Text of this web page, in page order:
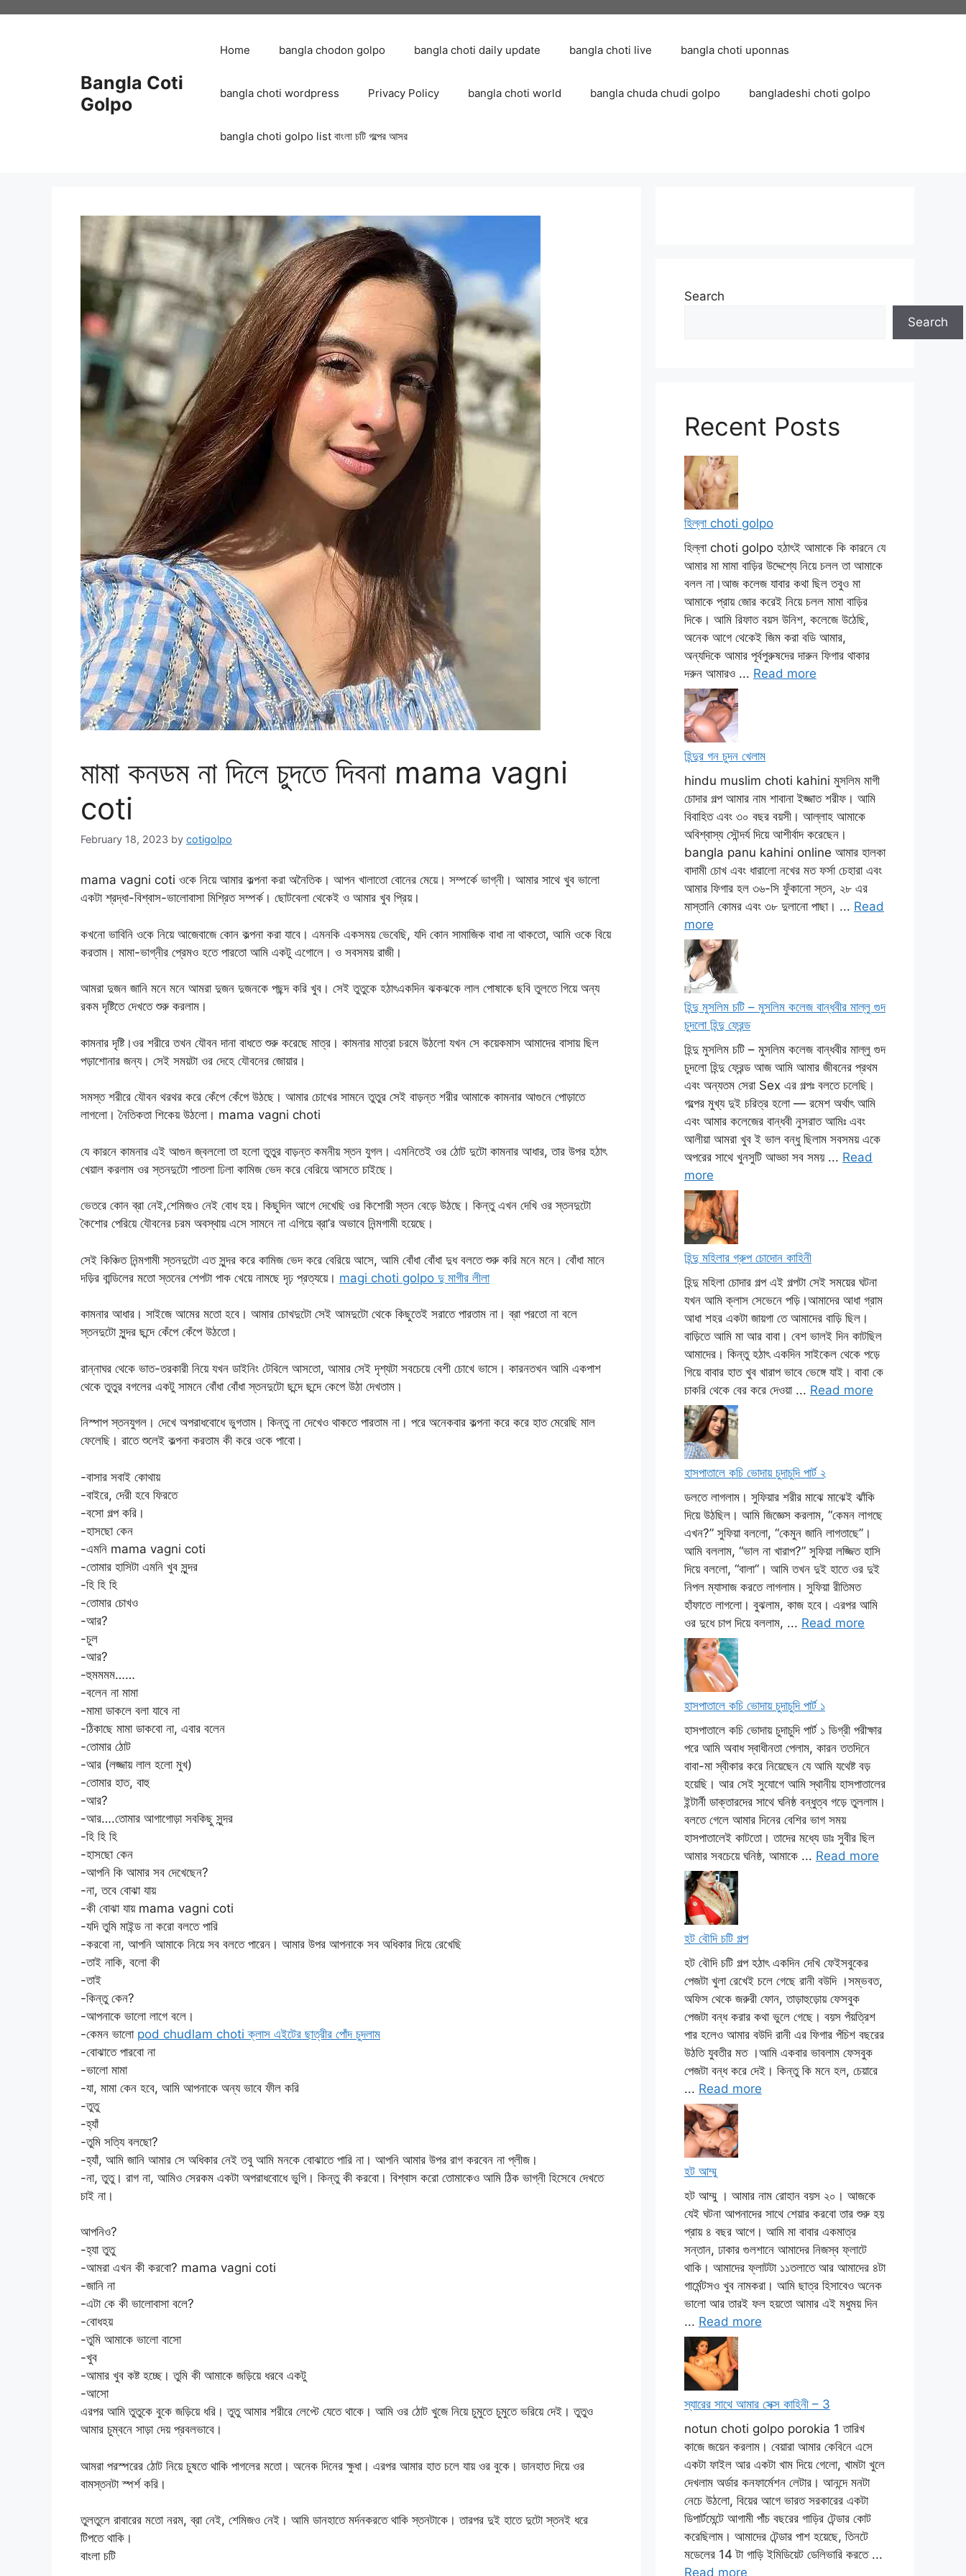
Bangla Coti
Golpo
Home bangla chodon golpo bangla choti daily update bangla choti live bangla choti uponnas
bangla choti wordpress Privacy Policy bangla choti world bangla chuda chudi golpo bangladeshi choti golpo
bangla choti golpo list বাংলা চটি গল্পের আসর
মামা কনডম না দিলে চুদতে দিবনা mama vagni
coti
February 18, 2023 by cotigolpo
mama vagni coti ওকে নিয়ে আমার কল্পনা করা অনৈতিক। আপন খালাতো বোনের মেয়ে। সম্পর্কে ভাগ্নী। আমার সাথে খুব ভালো
একটা শ্রদ্ধা-বিশ্বাস-ভালোবাসা মিশ্রিত সম্পর্ক। ছোটবেলা থেকেই ও আমার খুব প্রিয়।
কখনো ভাবিনি ওকে নিয়ে আজেবাজে কোন কল্পনা করা যাবে। এমনকি একসময় ভেবেছি, যদি কোন সামাজিক বাধা না থাকতো, আমি ওকে বিয়ে
করতাম। মামা-ভাগ্নীর প্রেমও হতে পারতো আমি একটু এগোলে। ও সবসময় রাজী।
আমরা দুজন জানি মনে মনে আমরা দুজন দুজনকে পছন্দ করি খুব। সেই তুতুকে হঠাৎএকদিন ঝকঝকে লাল পোষাকে ছবি তুলতে গিয়ে অন্য
রকম দৃষ্টিতে দেখতে শুরু করলাম।
কামনার দৃষ্টি।ওর শরীরে তখন যৌবন দানা বাধতে শুরু করেছে মাত্র। কামনার মাত্রা চরমে উঠলো যখন সে কয়েকমাস আমাদের বাসায় ছিল
পড়াশোনার জন্য। সেই সময়টা ওর দেহে যৌবনের জোয়ার।
সমস্ত শরীরে যৌবন থরথর করে কেঁপে কেঁপে উঠছে। আমার চোখের সামনে তুতুর সেই বাড়ন্ত শরীর আমাকে কামনার আগুনে পোড়াতে
লাগলো। নৈতিকতা শিকেয় উঠলো। mama vagni choti
যে কারনে কামনার এই আগুন জ্বললো তা হলো তুতুর বাড়ন্ত কমনীয় স্তন যুগল। এমনিতেই ওর ঠোট দুটো কামনার আধার, তার উপর হঠাৎ
খেয়াল করলাম ওর স্তনদুটো পাতলা ঢিলা কামিজ ভেদ করে বেরিয়ে আসতে চাইছে।
ভেতরে কোন ব্রা নেই,শেমিজও নেই বোধ হয়। কিছুদিন আগে দেখেছি ওর কিশোরী স্তন বেড়ে উঠছে। কিন্তু এখন দেখি ওর স্তনদুটো
কৈশোর পেরিয়ে যৌবনের চরম অবস্থায় এসে সামনে না এগিয়ে ব্রা’র অভাবে নিন্মগামী হয়েছে।
সেই কিঞ্চিত নিন্মগামী স্তনদুটো এত সুন্দর করে কামিজ ভেদ করে বেরিয়ে আসে, আমি বোঁধা বোঁধা দুধ বলতে শুরু করি মনে মনে। বোঁধা মানে
দড়ির বান্ডিলের মতো স্তনের শেপটা পাক খেয়ে নামছে দৃঢ় প্রত্যয়ে। magi choti golpo দু মাগীর লীলা
কামনার আধার। সাইজে আমের মতো হবে। আমার চোখদুটো সেই আমদুটো থেকে কিছুতেই সরাতে পারতাম না। ব্রা পরতো না বলে
স্তনদুটো সুন্দর ছন্দে কেঁপে কেঁপে উঠতো।
রান্নাঘর থেকে ভাত-তরকারী নিয়ে যখন ডাইনিং টেবিলে আসতো, আমার সেই দৃশ্যটা সবচেয়ে বেশী চোখে ভাসে। কারনতখন আমি একপাশ
থেকে তুতুর বগলের একটু সামনে বোঁধা বোঁধা স্তনদুটো ছন্দে ছন্দে কেপে উঠা দেখতাম।
নিস্পাপ স্তনযুগল। দেখে অপরাধবোধে ভুগতাম। কিন্তু না দেখেও থাকতে পারতাম না। পরে অনেকবার কল্পনা করে করে হাত মেরেছি মাল
ফেলেছি। রাতে শুলেই কল্পনা করতাম কী করে ওকে পাবো।
-বাসার সবাই কোথায়
-বাইরে, দেরী হবে ফিরতে
-বসো গল্প করি।
-হাসছো কেন
-এমনি mama vagni coti
-তোমার হাসিটা এমনি খুব সুন্দর
-হি হি হি
-তোমার চোখও
-আর?
-চুল
-আর?
-হুমমমম……
-বলেন না মামা
-মামা ডাকলে বলা যাবে না
-ঠিকাছে মামা ডাকবো না, এবার বলেন
-তোমার ঠোট
-আর (লজ্জায় লাল হলো মুখ)
-তোমার হাত, বাহু
-আর?
-আর….তোমার আগাগোড়া সবকিছু সুন্দর
-হি হি হি
-হাসছো কেন
-আপনি কি আমার সব দেখেছেন?
-না, তবে বোঝা যায়
-কী বোঝা যায় mama vagni coti
-যদি তুমি মাইন্ড না করো বলতে পারি
-করবো না, আপনি আমাকে নিয়ে সব বলতে পারেন। আমার উপর আপনাকে সব অধিকার দিয়ে রেখেছি
-তাই নাকি, বলো কী
-তাই
-কিন্তু কেন?
-আপনাকে ভালো লাগে বলে।
-কেমন ভালো pod chudlam choti ক্লাস এইটের ছাত্রীর পোঁদ চুদলাম
-বোঝাতে পারবো না
-ভালো মামা
-যা, মামা কেন হবে, আমি আপনাকে অন্য ভাবে ফীল করি
-তুতু
-হ্যাঁ
-তুমি সত্যি বলছো?
-হ্যাঁ, আমি জানি আমার সে অধিকার নেই তবু আমি মনকে বোঝাতে পারি না। আপনি আমার উপর রাগ করবেন না প্লীজ।
-না, তুতু। রাগ না, আমিও সেরকম একটা অপরাধবোধে ভুগি। কিন্তু কী করবো। বিশ্বাস করো তোমাকেও আমি ঠিক ভাগ্নী হিসেবে দেখতে
চাই না।
আপনিও?
-হ্যা তুতু
-আমরা এখন কী করবো? mama vagni coti
-জানি না
-এটা কে কী ভালোবাসা বলে?
-বোধহয়
-তুমি আমাকে ভালো বাসো
-খুব
-আমার খুব কষ্ট হচ্ছে। তুমি কী আমাকে জড়িয়ে ধরবে একটু
-আসো
এরপর আমি তুতুকে বুকে জড়িয়ে ধরি। তুতু আমার শরীরে লেপ্টে যেতে থাকে। আমি ওর ঠোট খুজে নিয়ে চুমুতে চুমুতে ভরিয়ে দেই। তুতুও
আমার চুম্বনে সাড়া দেয় প্রবলভাবে।
আমরা পরস্পরের ঠোট নিয়ে চুষতে থাকি পাগলের মতো। অনেক দিনের ক্ষুধা। এরপর আমার হাত চলে যায় ওর বুকে। ডানহাত দিয়ে ওর
বামস্তনটা স্পর্শ করি।
তুলতুলে রাবারের মতো নরম, ব্রা নেই, শেমিজও নেই। আমি ডানহাতে মর্দনকরতে থাকি স্তনটাকে। তারপর দুই হাতে দুটো স্তনই ধরে
টিপতে থাকি।
বাংলা চটি
Search
Search
Recent Posts
হিল্লা choti golpo
হিল্লা choti golpo হঠাৎই আমাকে কি কারনে যে
আমার মা মামা বাড়ির উদ্দেশ্যে নিয়ে চলল তা আমাকে
বলল না।আজ কলেজ যাবার কথা ছিল তবুও মা
আমাকে প্রায় জোর করেই নিয়ে চলল মামা বাড়ির
দিকে। আমি রিফাত বয়স উনিশ, কলেজে উঠেছি,
অনেক আগে থেকেই জিম করা বডি আমার,
অন্যদিকে আমার পূর্বপুরুষদের দারুন ফিগার থাকার
দরুন আমারও ... Read more
হিন্দুর গন চুদন খেলাম
hindu muslim choti kahini মুসলিম মাগী
চোদার গল্প আমার নাম শাবানা ইজ্জাত শরীফ। আমি
বিবাহিত এবং ৩০ বছর বয়সী। আল্লাহ আমাকে
অবিশ্বাস্য সৌন্দর্য দিয়ে আশীর্বাদ করেছেন।
bangla panu kahini online আমার হালকা
বাদামী চোখ এবং ধারালো নখের মত ফর্সা চেহারা এবং
আমার ফিগার হল ৩৬-সি ফুঁকানো স্তন, ২৮ এর
মাস্তানি কোমর এবং ৩৮ দুলানো পাছা। ... Read
more
হিন্দু মুসলিম চটি – মুসলিম কলেজ বান্ধবীর মাল্লু গুদ
চুদলো হিন্দু ফ্রেন্ড
হিন্দু মুসলিম চটি – মুসলিম কলেজ বান্ধবীর মাল্লু গুদ
চুদলো হিন্দু ফ্রেন্ড আজ আমি আমার জীবনের প্রথম
এবং অন্যতম সেরা Sex এর গল্পঃ বলতে চলেছি।
গল্পের মুখ্য দুই চরিত্র হলো — রমেশ অর্থাৎ আমি
এবং আমার কলেজের বান্ধবী নুসরাত আমিঃ এবং
আলীয়া আমরা খুব ই ভাল বন্ধু ছিলাম সবসময় একে
অপরের সাথে খুনসুটি আড্ডা সব সময় ... Read
more
হিন্দু মহিলার গ্রুপ চোদোন কাহিনী
হিন্দু মহিলা চোদার গল্প এই গল্পটা সেই সময়ের ঘটনা
যখন আমি ক্লাস সেভেনে পড়ি।আমাদের আধা গ্রাম
আধা শহর একটা জায়গা তে আমাদের বাড়ি ছিল।
বাড়িতে আমি মা আর বাবা। বেশ ভালই দিন কাটছিল
আমাদের। কিন্তু হঠাৎ একদিন সাইকেল থেকে পড়ে
গিয়ে বাবার হাত খুব খারাপ ভাবে ভেঙ্গে যাই। বাবা কে
চাকরি থেকে বের করে দেওয়া ... Read more
হাসপাতালে কচি ভোদায় চুদাচুদি পার্ট ২
ডলতে লাগলাম। সুফিয়ার শরীর মাঝে মাঝেই ঝাঁকি
দিয়ে উঠছিল। আমি জিজ্ঞেস করলাম, “কেমন লাগছে
এখন?” সুফিয়া বললো, “কেমুন জানি লাগতাছে”।
আমি বললাম, “ভাল না খারাপ?” সুফিয়া লজ্জিত হাসি
দিয়ে বললো, “বালা”। আমি তখন দুই হাতে ওর দুই
নিপল ম্যাসাজ করতে লাগলাম। সুফিয়া রীতিমত
হাঁফাতে লাগলো। বুঝলাম, কাজ হবে। এরপর আমি
ওর দুধে চাপ দিয়ে বললাম, ... Read more
হাসপাতালে কচি ভোদায় চুদাচুদি পার্ট ১
হাসপাতালে কচি ভোদায় চুদাচুদি পার্ট ১ ডিগ্রী পরীক্ষার
পরে আমি অবাধ স্বাধীনতা পেলাম, কারন ততদিনে
বাবা-মা স্বীকার করে নিয়েছেন যে আমি যথেষ্ট বড়
হয়েছি। আর সেই সুযোগে আমি স্থানীয় হাসপাতালের
ইন্টার্নী ডাক্তারদের সাথে ঘনিষ্ঠ বন্ধুত্ব গড়ে তুললাম।
বলতে গেলে আমার দিনের বেশির ভাগ সময়
হাসপাতালেই কাটতো। তাদের মধ্যে ডাঃ সুবীর ছিল
আমার সবচেয়ে ঘনিষ্ঠ, আমাকে ... Read more
হট বৌদি চটি গল্প
হট বৌদি চটি গল্প হঠাৎ একদিন দেখি ফেইসবুকের
পেজটা খুলা রেখেই চলে গেছে রানী বউদি ।সম্ভবত,
অফিস থেকে জরুরী ফোন, তাড়াহুড়োয় ফেসবুক
পেজটা বন্ধ করার কথা ভুলে গেছে। বয়স পঁয়ত্রিশ
পার হলেও আমার বউদি রানী এর ফিগার পঁচিশ বছরের
উঠতি যুবতীর মত ।আমি একবার ভাবলাম ফেসবুক
পেজটা বন্ধ করে দেই। কিন্তু কি মনে হল, চেয়ারে
... Read more
হট আম্মু
হট আম্মু । আমার নাম রোহান বয়স ২০। আজকে
যেই ঘটনা আপনাদের সাথে শেয়ার করবো তার শুরু হয়
প্রায় ৪ বছর আগে। আমি মা বাবার একমাত্র
সন্তান, ঢাকার গুলশানে আমাদের নিজস্ব ফ্লাটে
থাকি। আমাদের ফ্লাটটা ১১তলাতে আর আমাদের ৪টা
গার্মেন্টসও খুব নামকরা। আমি ছাত্র হিসাবেও অনেক
ভালো আর তারই ফল হয়তো আমার এই মধুময় দিন
... Read more
স্যারের সাথে আমার সেক্স কাহিনী – 3
notun choti golpo porokia 1 তারিখ
কাজে জয়েন করলাম। বেয়ারা আমার কেবিনে এসে
একটা ফাইল আর একটা খাম দিয়ে গেলো, খামটা খুলে
দেখলাম অর্ডার কনফার্মেশন লেটার। আনন্দে মনটা
নেচে উঠলো, বিয়ের আগে ভারত সরকারের একটা
ডিপার্টমেন্টে আগামী পাঁচ বছরের গাড়ির টেন্ডার কোট
করেছিলাম। আমাদের টেন্ডার পাশ হয়েছে, তিনটে
মডেলের 14 টা গাড়ি ইমিডিয়েট ডেলিভারি করতে ...
Read more